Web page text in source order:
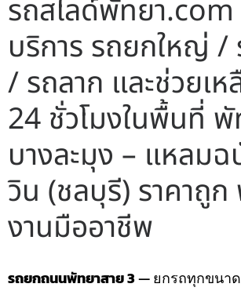
รถสไลด์พัทยา
บริการ รถยกใหญ่ /
/ รถลาก และช่วยเ
24 ชั่วโมงในพื้นที่
บางละมุง – แหลม
วิน (ชลบุรี) ราคาถู
งานมืออาชีพ
รถยกถนนพัทยาสาย 3— ยกรถทุกขนา